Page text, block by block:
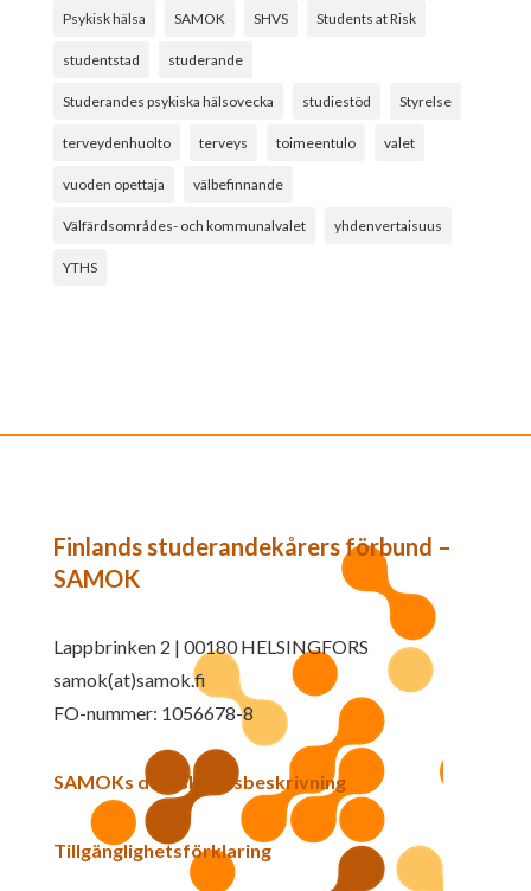
Psykisk hälsa SAMOK SHVS Students at Risk
studentstad studerande
Studerandes psykiska hälsovecka studiestöd Styrelse
terveydenhuolto terveys toimeentulo valet
vuoden opettaja välbefinnande
Välfärdsområdes- och kommunalvalet yhdenvertaisuus
YTHS
Finlands studerandekårers förbund –
SAMOK
Lappbrinken 2 | 00180 HELSINGFORS
samok(at)samok.fi
FO-nummer: 1056678-8
SAMOKs dataskyddsbeskrivning
Tillgänglighetsförklaring